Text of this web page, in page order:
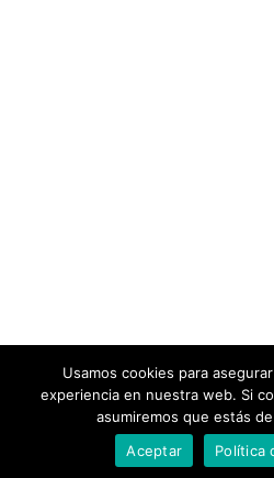
Copyright © 2025 MG
Usamos cookies para
experiencia en nuestra web. Si
asumiremos que estás
Aceptar
Política
Contacta